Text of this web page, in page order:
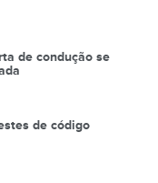
de condução se
de código